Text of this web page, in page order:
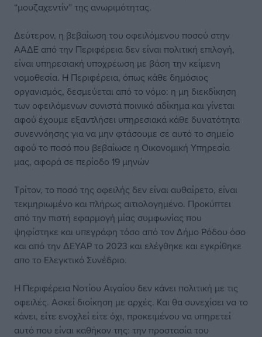
“μουζαχεντίν” της ανωριμότητας.
Δεύτερον, η βεβαίωση του οφειλόμενου ποσού στην
ΑΑΔΕ από την Περιφέρεια δεν είναι πολιτική επιλογή,
είναι υπηρεσιακή υποχρέωση με βάση την κείμενη
νομοθεσία. Η Περιφέρεια, όπως κάθε δημόσιος
οργανισμός, δεσμεύεται από το νόμο: η μη διεκδίκηση
των οφειλόμενων συνιστά ποινικό αδίκημα και γίνεται
αφού έχουμε εξαντλήσει υπηρεσιακά κάθε δυνατότητα
συνεννόησης για να μην φτάσουμε σε αυτό το σημείο
αφού το ποσό που βεβαίωσε η Οικονομική Υπηρεσία
μας, αφορά σε περίοδο 19 μηνών
Τρίτον, το ποσό της οφειλής δεν είναι αυθαίρετο, είναι
τεκμηριωμένο και πλήρως αιτιολογημένο. Προκύπτει
από την πιστή εφαρμογή μίας συμφωνίας που
ψηφίστηκε και υπεγράφη τόσο από τον Δήμο Ρόδου όσο
και από την ΔΕΥΑΡ το 2023 και ελέγθηκε και εγκρίθηκε
απο το Ελεγκτικό Συνέδριο.
Η Περιφέρεια Νοτίου Αιγαίου δεν κάνει πολιτική με τις
οφειλές. Ασκεί διοίκηση με αρχές. Και θα συνεχίσει να το
κάνει, είτε ενοχλεί είτε όχι, προκειμένου να υπηρετεί
αυτό που είναι καθήκον της: την προστασία του